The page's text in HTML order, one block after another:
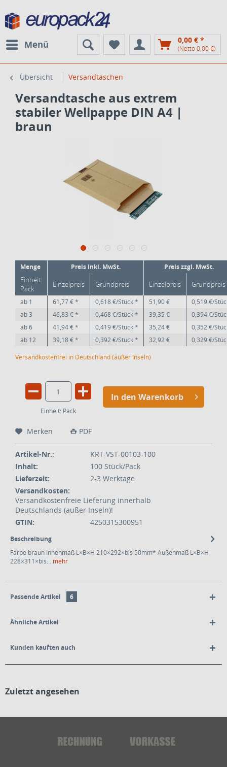
Menü 0,00 € *
(Netto 0,00 €)
Übersicht Versandtaschen
Versandtasche aus extrem
stabiler Wellpappe DIN A4 |
braun
Menge Preis inkl. MwSt. Preis zzgl. MwSt.
Einheit:
Pack
Einzelpreis Grundpreis Einzelpreis Grundpreis
ab 1 61,77 € * 0,618 €/Stück * 51,90 €
0,519 €/
ab3 46,83 € * 0,468 €/Stück * 39,35 €
0,394 €/
ab6 41,94 € * 0,419 €/Stück * 35,24 €
0,352 €/
ab 12 39,18 € * 0,392 €/Stück * 32,92 €
0,329 €/
Versandkostenfrei in Deutschland (außer Inseln)
Einheit: Pack
In den Warenkorb
Merken PDF
Artikel-Nr.:
KRT-VST-00103-100
Inhalt:
100 Stück/Pack
Lieferzeit:
2-3 Werktage
Versandkosten:
Versandkostenfreie Lieferung innerhalb
Deutschlands (außer Inseln)!
GTIN:
4250315300951
Beschreibung
Farbe braun Innenmaß L×B×H 210×292×bis 50mm* Außenmaß L×B×H
228×311×bis... mehr
Passende Artikel 6
Ähnliche Artikel
Kunden kauften auch
Zuletzt angesehen